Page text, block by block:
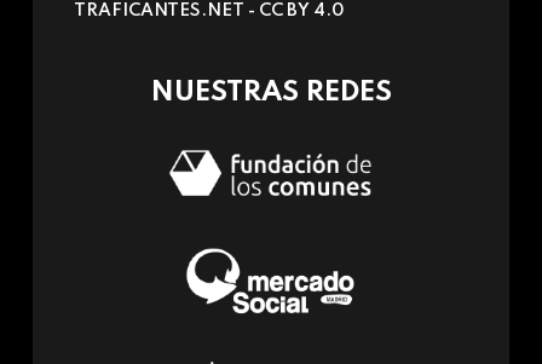
e-
TRAFICANTES.NET - CC BY 4.0
NUESTRAS REDES